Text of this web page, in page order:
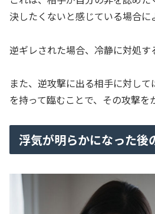
決したくないと感じている場合に
逆ギレされた場合、冷静に対処す
また、逆攻撃に出る相手に対し
を持って臨むことで、その攻撃を
浮気が明らかになった後